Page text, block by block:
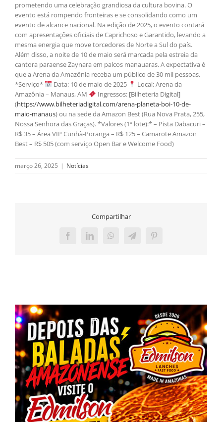
prometendo uma celebração grandiosa da cultura bovina. O
evento está rompendo fronteiras e se consolidando como um
evento de alcance nacional. Na edição de 2025, o evento contará
com apresentações oficiais de Caprichoso e Garantido, levando a
mesma energia que move torcedores de Norte a Sul do país.
Além disso, a noite de 10 de maio será marcada pela estreia da
cantora paraense Zaynara em palcos manauaras. A expectativa é
que a Arena da Amazônia receba um público de 30 mil pessoas.
*Serviço*
Data: 10 de maio de 2025
Local: Arena da
Amazônia – Manaus, AM
Ingressos: [Bilheteria Digital]
(https://www.bilheteriadigital.com/arena-planeta-boi-10-de-
maio-manaus) ou na sede da Amazon Best (Rua Nova Prata, 255,
Nossa Senhora das Graças). *Valores (1º lote):* – Pista Dabacuri –
R$ 35 – Área VIP Cunhã-Poranga – R$ 125 – Camarote Amazon
Best – R$ 505 (com serviço Open Bar e Welcome Food)
março 26, 2025 | Notícias
Compartilhar
FacebookLinkedInWhatsAppTelegramPinterest